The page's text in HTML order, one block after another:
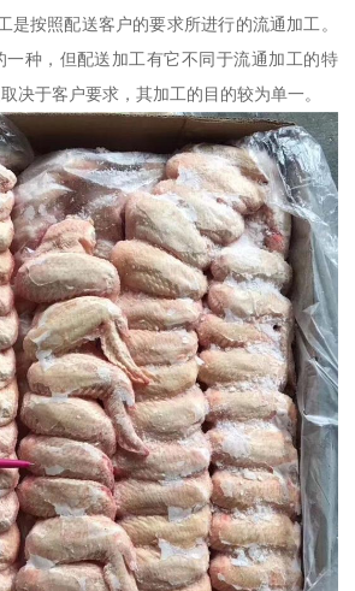
是按照配送客户的要求所进行的流通加工。
一种，但配送加工有它不同于流通加工的特
决于客户要求，其加工的目的较为单一。